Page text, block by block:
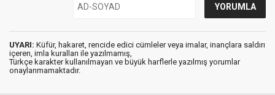
UYARI: Küfür, hakaret, rencide edici cümleler veya imalar, inançlara saldırı
içeren, imla kuralları ile yazılmamış,
Türkçe karakter kullanılmayan ve büyük harflerle yazılmış yorumlar
onaylanmamaktadır.